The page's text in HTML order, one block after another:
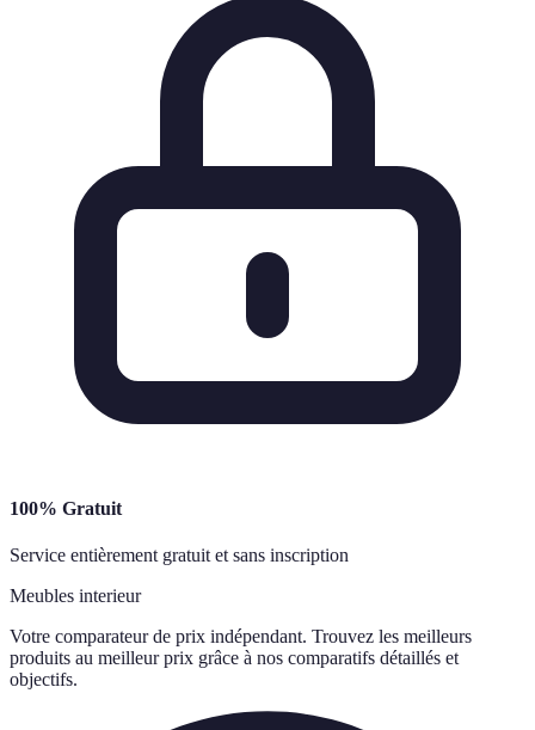
100% Gratuit
Service entièrement gratuit et sans inscription
Meubles interieur
Votre comparateur de prix indépendant. Trouvez les meilleurs
produits au meilleur prix grâce à nos comparatifs détaillés et
objectifs.